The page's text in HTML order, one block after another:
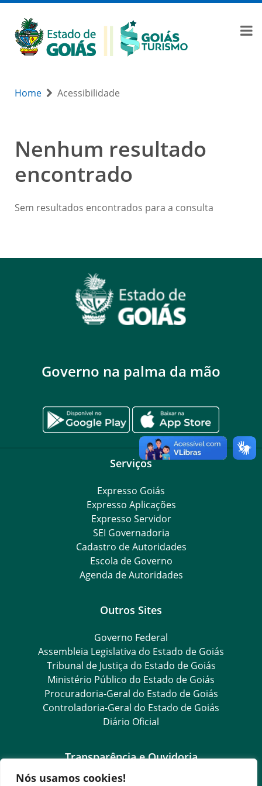
Nós usamos cookies!
Home Acessibilidade
Nenhum resultado
encontrado
Sem resultados encontrados para a consulta
Governo na palma da mão
Serviços
Expresso Goiás
Expresso Aplicações
Expresso Servidor
SEI Governadoria
Cadastro de Autoridades
Escola de Governo
Agenda de Autoridades
Outros Sites
Governo Federal
Assembleia Legislativa do Estado de Goiás
Tribunal de Justiça do Estado de Goiás
Ministério Público do Estado de Goiás
Procuradoria-Geral do Estado de Goiás
Controladoria-Geral do Estado de Goiás
Diário Oficial
Transparência e Ouvidoria